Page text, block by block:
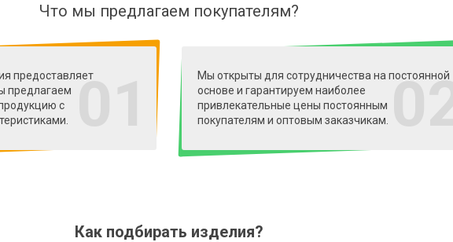
Что мы предлагаем покупателям?
01
предоставляет
предлагаем
с
02
Мы открыты для сотрудничества на постоянной
основе и гарантируем наиболее
привлекательные цены постоянным
покупателям и оптовым заказчикам.
Как подбирать изделия?